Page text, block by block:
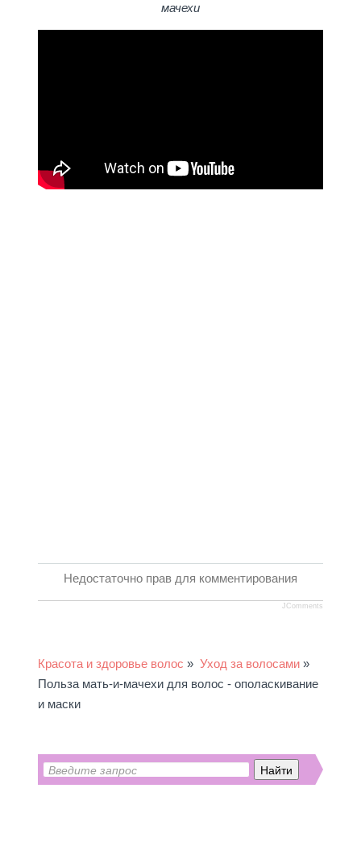
мачехи
Недостаточно прав для комментирования
JComments
Красота и здоровье волос » Уход за волосами »
Польза мать-и-мачехи для волос - ополаскивание
и маски